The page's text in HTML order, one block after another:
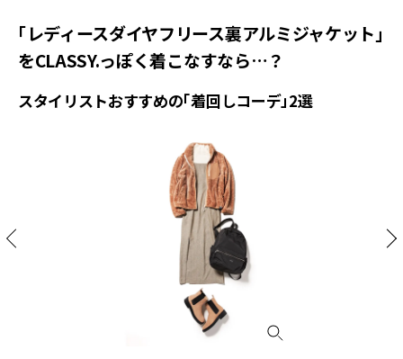
「レディースダイヤフリース裏アルミジャケット」
をCLASSY.っぽく着こなすなら…？
スタイリストおすすめの「着回しコーデ」2選